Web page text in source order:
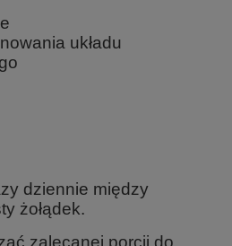
układu
dziennie między
żołądek.
zalecanej porcji do